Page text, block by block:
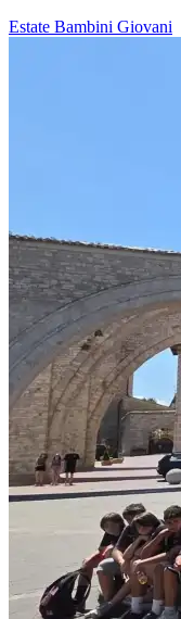
Estate Bambini Giovani